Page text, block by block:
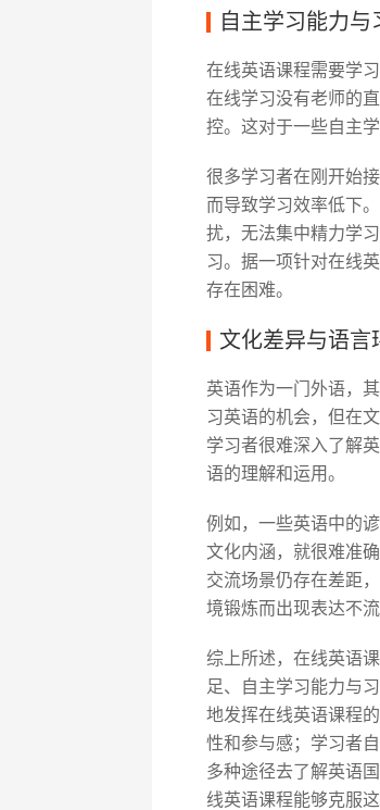
自主学习能力与
在线英语课程需要学
在线学习没有老师的
控。这对于一些自主
很多学习者在刚开始
而导致学习效率低下
扰，无法集中精力学
习。据一项针对在线
存在困难。
文化差异与语言
英语作为一门外语，
习英语的机会，但在
学习者很难深入了解
语的理解和运用。
例如，一些英语中的
文化内涵，就很难准
交流场景仍存在差距
境锻炼而出现表达不
综上所述，在线英语
足、自主学习能力与
地发挥在线英语课程
性和参与感；学习者
多种途径去了解英语
线英语课程能够克服